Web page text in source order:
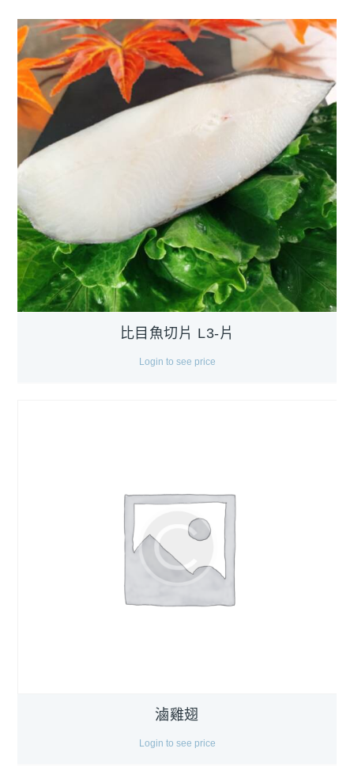
比目魚切片 L3-片
Login to see price
滷雞翅
Login to see price